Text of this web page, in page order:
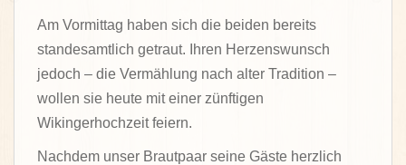
Am Vormittag haben sich die beiden bereits
standesamtlich getraut. Ihren Herzenswunsch
jedoch – die Vermählung nach alter Tradition –
wollen sie heute mit einer zünftigen
Wikingerhochzeit feiern.
Nachdem unser Brautpaar seine Gäste herzlich